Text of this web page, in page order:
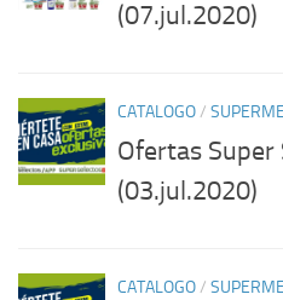
(07.jul.2020)
CATALOGO/
Ofertas Super
(03.jul.2020)
CATALOGO/